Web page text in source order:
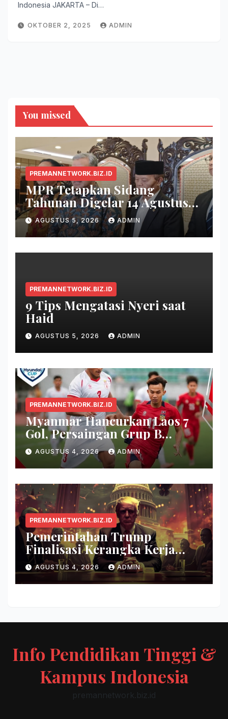
Indonesia JAKARTA – Di…
OKTOBER 2, 2025 ADMIN
You missed
PREMANNETWORK.BIZ.ID
MPR Tetapkan Sidang
Tahunan Digelar 14 Agustus
2026
AGUSTUS 5, 2026 ADMIN
PREMANNETWORK.BIZ.ID
9 Tips Mengatasi Nyeri saat
Haid
AGUSTUS 5, 2026 ADMIN
PREMANNETWORK.BIZ.ID
Myanmar Hancurkan Laos 7
Gol, Persaingan Grup B
Memanas!
AGUSTUS 4, 2026 ADMIN
PREMANNETWORK.BIZ.ID
Pemerintahan Trump
Finalisasi Kerangka Kerja
Evaluasi Model AI Baru
AGUSTUS 4, 2026 ADMIN
Info Pendidikan Tinggi &
Kampus Indonesia
premannetwork.biz.id